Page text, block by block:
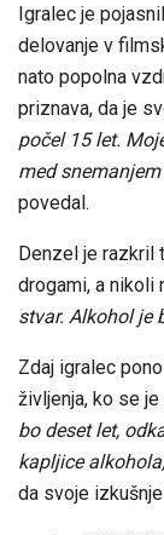
Igralec je
delovanje v
nato popolna
priznava, da je
počel 15 let.
med
povedal.
Denzel je razkril
drogami, a nikoli
stvar. Alkohol je
Zdaj igralec
življenja, ko se
bo deset let,
kapljice
da svoje